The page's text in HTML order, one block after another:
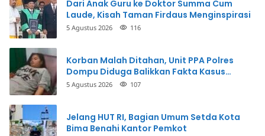
Dari Anak Guru ke Doktor Summa Cum
Laude, Kisah Taman Firdaus Menginspirasi
5 Agustus 2026 116
Korban Malah Ditahan, Unit PPA Polres
Dompu Diduga Balikkan Fakta Kasus
Penganiayaan
5 Agustus 2026 107
Jelang HUT RI, Bagian Umum Setda Kota
Bima Benahi Kantor Pemkot